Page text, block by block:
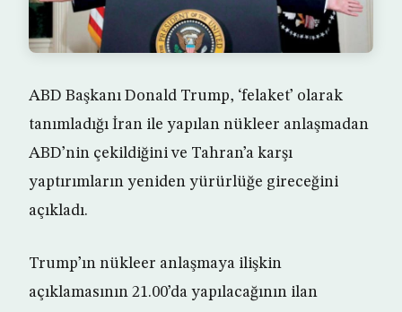
ABD Başkanı Donald Trump, ‘felaket’ olarak
tanımladığı İran ile yapılan nükleer anlaşmadan
ABD’nin çekildiğini ve Tahran’a karşı
yaptırımların yeniden yürürlüğe gireceğini
açıkladı.
Trump’ın nükleer anlaşmaya ilişkin
açıklamasının 21.00’da yapılacağının ilan